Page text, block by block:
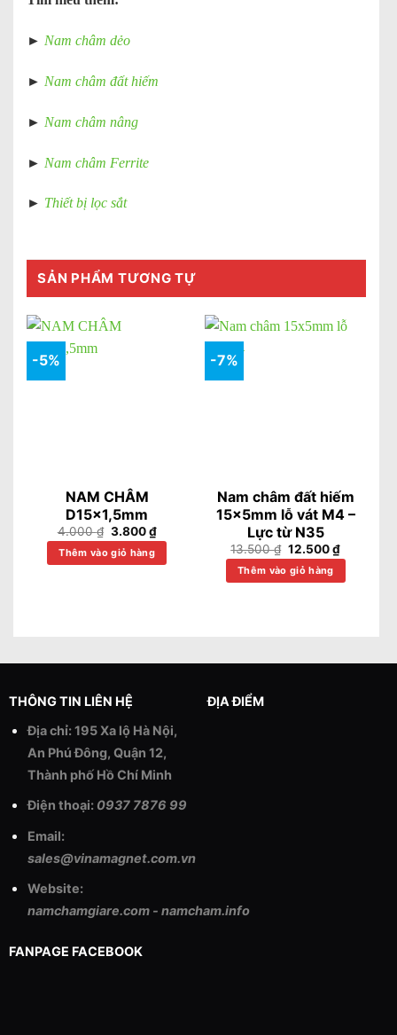
► Nam châm dẻo
► Nam châm đất hiếm
► Nam châm nâng
► Nam châm Ferrite
► Thiết bị lọc sắt
SẢN PHẨM TƯƠNG TỰ
-5%
NAM CHÂM
D15x1,5mm
4.000₫ Giá
gốc
là:
4.000 ₫.
3.800₫Giá
hiện
là:
Thêm vào giỏ hàng
-7%
Nam châm đất hiếm
15x5mm lỗ vát M4 –
Lực từ N35
13.500₫ Giá
gốc
là:
13.500 ₫.
12.500₫Giá
hiện
là:
Thêm vào giỏ hàng
THÔNG TIN LIÊN HỆ
Địa chỉ: 195 Xa lộ Hà Nội,
An Phú Đông, Quận 12,
Thành phố Hồ Chí Minh
Điện thoại: 0937 7876 99
Email:
sales@vinamagnet.com.vn
Website:
namchamgiare.com- namcham.info
ĐỊA ĐIỂM
FANPAGE FACEBOOK